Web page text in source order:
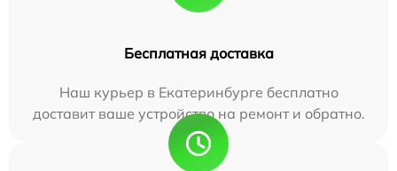
Бесплатная доставка
Наш курьер в Екатеринбурге бесплатно
доставит ваше устройство на ремонт и обратно.